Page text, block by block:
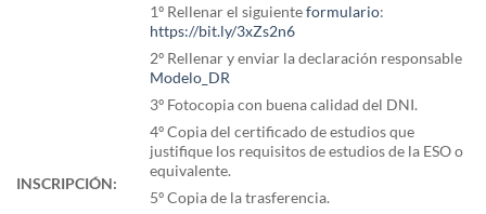
INSCRIPCIÓN:
1º Rellenar el siguienteformulario:
https://bit.ly/3xZs2n6
2º Rellenar y enviar la declaración responsable
Modelo_DR
3º Fotocopia con buena calidad del DNI.
4º Copia del certificado de estudios que
justifique los requisitos de estudios de la ESO o
equivalente.
5º Copia de la trasferencia.